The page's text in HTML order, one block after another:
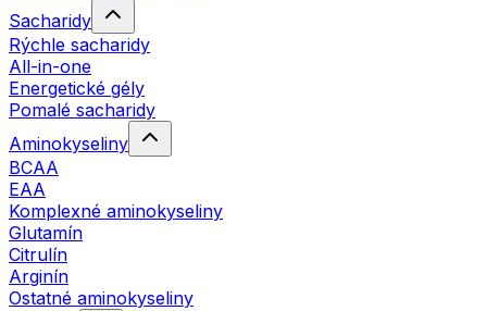
Sacharidy
Rýchle sacharidy
All-in-one
Energetické gély
Pomalé sacharidy
Aminokyseliny
BCAA
EAA
Komplexné aminokyseliny
Glutamín
Citrulín
Arginín
Ostatné aminokyseliny